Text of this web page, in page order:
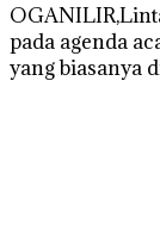
pada agenda
yang biasanya